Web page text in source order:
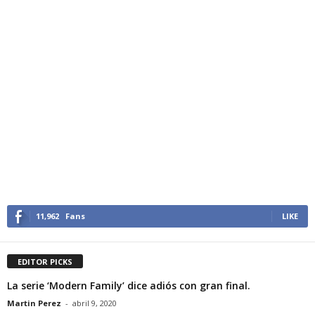
11,962 Fans LIKE
EDITOR PICKS
La serie ‘Modern Family’ dice adiós con gran final.
Martin Perez - abril 9, 2020